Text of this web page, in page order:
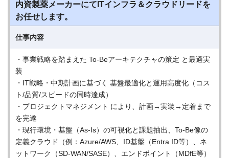
内資製薬メーカーにてITインフラ＆クラウドリードを
お任せします。
仕事内容
・事業戦略を踏まえた To-Beアーキテクチャの策定 と最適実
装
・IT戦略・中期計画に基づく 基盤最適化と運用高度化（コス
ト/品質/スピードの同時達成）
・プロジェクトマネジメント により、計画→実装→定着まで
を完遂
・現行環境・基盤（As-Is）の可視化と課題抽出、To-Be像の
定義クラウド（例：Azure/AWS、ID基盤（Entra ID等）、ネ
ットワーク（SD-WAN/SASE）、エンドポイント（MDfE等）